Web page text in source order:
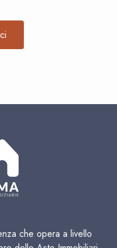
che opera a livello